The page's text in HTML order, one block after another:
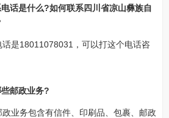
话是什么?如何联系四川省凉山彝族自
是18011078031，可以打这个电话咨
邮政业务?
业务包含有信件、印刷品、包裹、邮政